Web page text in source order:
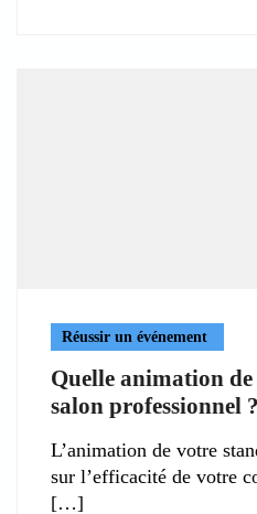
Réussir un événement
Quelle animation
salon professionnel ?
L’animation de votre
sur l’efficacité de votre